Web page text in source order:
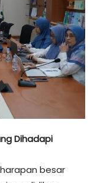
Dihadapi
besar